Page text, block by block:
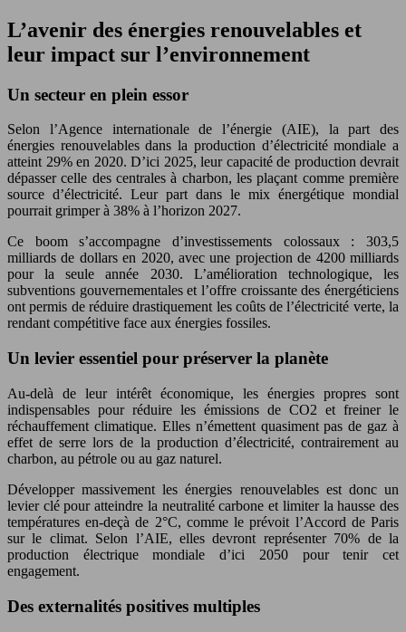
L’avenir des énergies renouvelables et
leur impact sur l’environnement
Un secteur en plein essor
Selon l’Agence internationale de l’énergie (AIE), la part des
énergies renouvelables dans la production d’électricité mondiale a
atteint 29% en 2020. D’ici 2025, leur capacité de production devrait
dépasser celle des centrales à charbon, les plaçant comme première
source d’électricité. Leur part dans le mix énergétique mondial
pourrait grimper à 38% à l’horizon 2027.
Ce boom s’accompagne d’investissements colossaux : 303,5
milliards de dollars en 2020, avec une projection de 4200 milliards
pour la seule année 2030. L’amélioration technologique, les
subventions gouvernementales et l’offre croissante des énergéticiens
ont permis de réduire drastiquement les coûts de l’électricité verte, la
rendant compétitive face aux énergies fossiles.
Un levier essentiel pour préserver la planète
Au-delà de leur intérêt économique, les énergies propres sont
indispensables pour réduire les émissions de CO2 et freiner le
réchauffement climatique. Elles n’émettent quasiment pas de gaz à
effet de serre lors de la production d’électricité, contrairement au
charbon, au pétrole ou au gaz naturel.
Développer massivement les énergies renouvelables est donc un
levier clé pour atteindre la neutralité carbone et limiter la hausse des
températures en-deçà de 2°C, comme le prévoit l’Accord de Paris
sur le climat. Selon l’AIE, elles devront représenter 70% de la
production électrique mondiale d’ici 2050 pour tenir cet
engagement.
Des externalités positives multiples